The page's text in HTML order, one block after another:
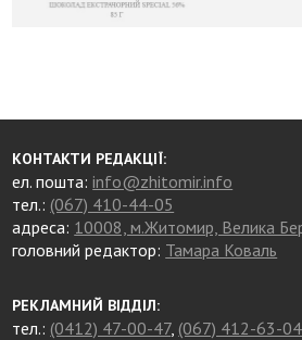
КОНТАКТИ РЕДАКЦІЇ:
ел. пошта:info@zhitomir.info
тел.: (067) 410-44-05
адреса: 10008, м.Житомир, Велика
головний редактор: Тамара Коваль
РЕКЛАМНИЙ ВІДДІЛ:
тел.: (0412) 47-00-47, (067) 412-63-04